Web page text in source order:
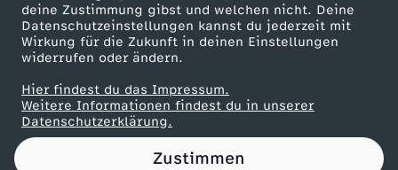
deine Zustimmung gibst und welchen nicht. Deine
Datenschutzeinstellungen kannst du jederzeit mit
Wirkung für die Zukunft in deinen Einstellungen
widerrufen oder ändern.
Hier findest du das Impressum.
Weitere Informationen findest du in unserer
Datenschutzerklärung.
Zustimmen
e
n
s
e
Partner